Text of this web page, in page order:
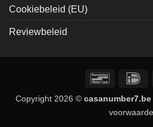
Cookiebeleid (EU)
Reviewbeleid
Bancontact
Copyright 2026 © casanumber7.be